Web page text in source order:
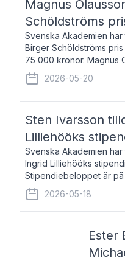
Magnus
Schöldströms
Svenska Akademien
Birger Schöldströms
75 000 kronor. Magnus
bosatt i Stockholm, är
hovman. Han
2026-05-20
Sten Ivarsson
Lilliehööks
Svenska Akademien
Ingrid Lilliehööks
Stipendiebeloppet är på
född 1979, är
Söderslättsgymnasiet i
2026-05-18
Ester